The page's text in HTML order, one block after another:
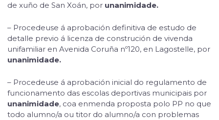
de xuño de San Xoán, por unanimidade.
– Procedeuse á aprobación definitiva de estudo de
detalle previo á licenza de construción de vivenda
unifamiliar en Avenida Coruña nº120, en Lagostelle, por
unanimidade.
– Procedeuse á aprobación inicial do regulamento de
funcionamento das escolas deportivas municipais por
unanimidade, coa enmenda proposta polo PP no que
todo alumno/a ou titor do alumno/a con problemas